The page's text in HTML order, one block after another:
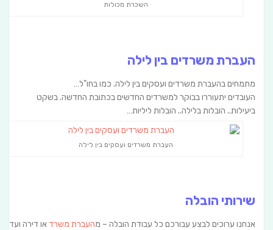
השכרת מכולות
העברת משרדים בין לילה
מתמחים בהעברת משרדים ועסקים בין לילה. כמו בחו"ל…
העובדים יתעוררו בבוקר למשרדים החדשים בכתובת החדשה. בשקט
ביעילות.. הובלות בלילה.. הובלות ליליות…
העברת משרדים ועסקים בין לילה
שירותי הובלה
אנחנו ערוכים לבצע עבורכם כל עבודת הובלה – מהעברת משרדאו דירה ועד